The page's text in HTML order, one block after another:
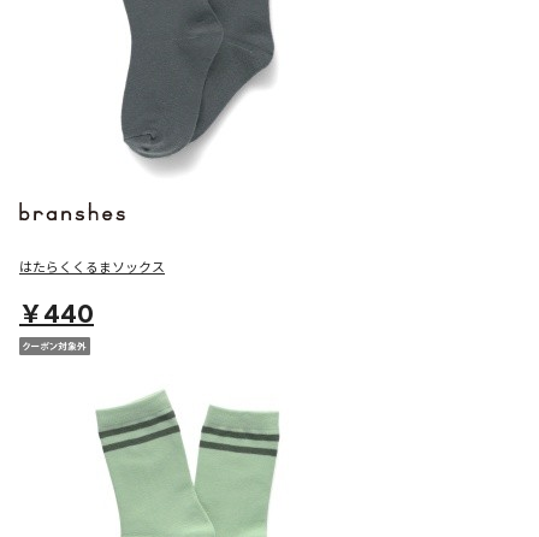
はたらくくるまソックス
￥440